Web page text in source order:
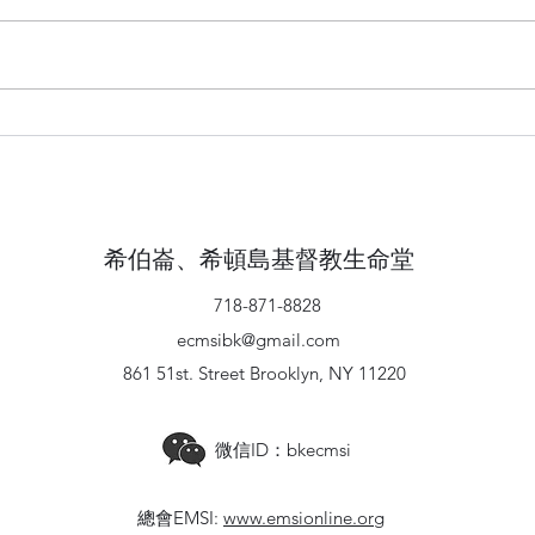
從
希伯崙、希頓島基督教生命堂
718-871-8828
ecmsibk@gmail.com
861 51st. Street Brooklyn, NY 11220
微信ID：bkecmsi
總會EMSI: www.emsionline.org